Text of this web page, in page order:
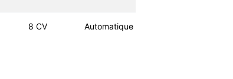
8 CV Automatique